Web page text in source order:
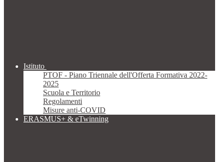
Istituto
PTOF - Piano Triennale dell'Offerta Formativa 2022-
2025
Scuola e Territorio
Regolamenti
Misure anti-COVID
ERASMUS+ & eTwinning